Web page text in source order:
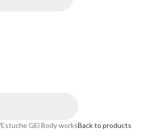
Estuche GEl Body worksBack to products